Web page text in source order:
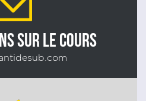
SUR LE COURS